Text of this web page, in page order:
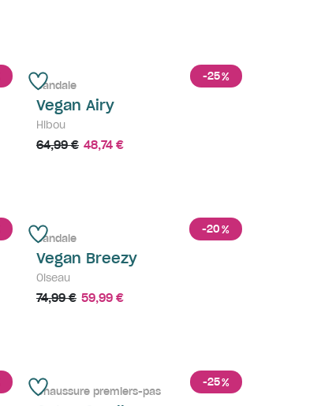
-25%
Sandale
Vegan Airy
Hibou
64,99 € 48,74 €
-20%
Sandale
Vegan Breezy
Oiseau
74,99 € 59,99 €
-25%
Chaussure premiers-pas